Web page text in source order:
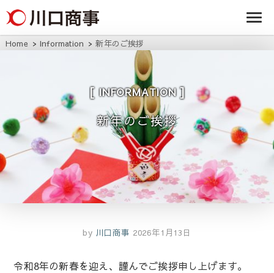
事株式
会社
アパート・マンシ
ョン・マンショ
ン・店舗・事務所
は川口商事株式会
Home Information 新年のご挨拶
INFORMATION
新年のご挨拶
by 川口商事 2026年1月13日
令和8年の新春を迎え、謹んでご挨拶申し上げます。